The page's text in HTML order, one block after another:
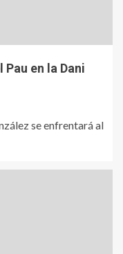
en la Dani
se enfrentará al